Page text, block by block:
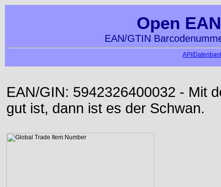
Open
EAN/GTIN
API/
EAN/GIN: 5942326400032 - Mit
gut ist, dann ist es der Schwan.